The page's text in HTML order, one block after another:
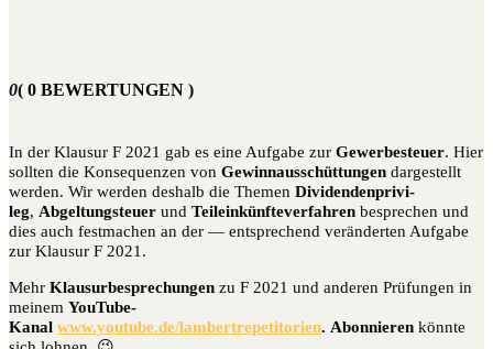
0( 0 BEWERTUNGEN )
In der Klau­sur F 2021 gab es eine Auf­ga­be zur Gewer­be­steu­er. Hier
soll­ten die Kon­se­quen­zen von Gewinn­aus­schüt­tun­gen dar­ge­stellt
wer­den. Wir wer­den des­halb die The­men Divi­den­den­pri­vi­
leg, Abgel­tung­s­teu­er und Teil­ein­künf­te­ver­fah­ren bespre­chen und
dies auch fest­ma­chen an der — ent­spre­chend ver­än­der­ten Auf­ga­be
zur Klau­sur F 2021.
Mehr Klau­sur­be­spre­chun­gen zu F 2021 und ande­ren Prü­fun­gen in
mei­nem You­Tube-
Kanal www.youtube.de/lambertrepetitorien. Abon­nie­ren könn­te